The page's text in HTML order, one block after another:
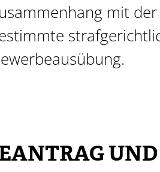
mit